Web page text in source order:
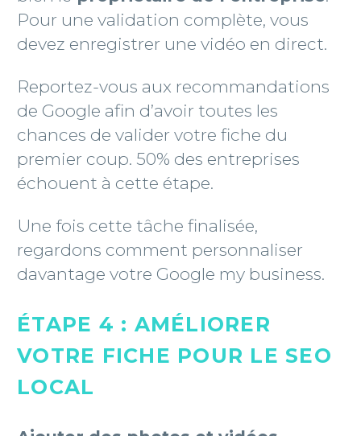
Pour une validation complète, vous
devez enregistrer une vidéo en direct.
Reportez-vous aux recommandations
de Google afin d’avoir toutes les
chances de valider votre fiche du
premier coup. 50% des entreprises
échouent à cette étape.
Une fois cette tâche finalisée,
regardons comment personnaliser
davantage votre Google my business.
ÉTAPE 4 : AMÉLIORER
VOTRE FICHE POUR LE SEO
LOCAL